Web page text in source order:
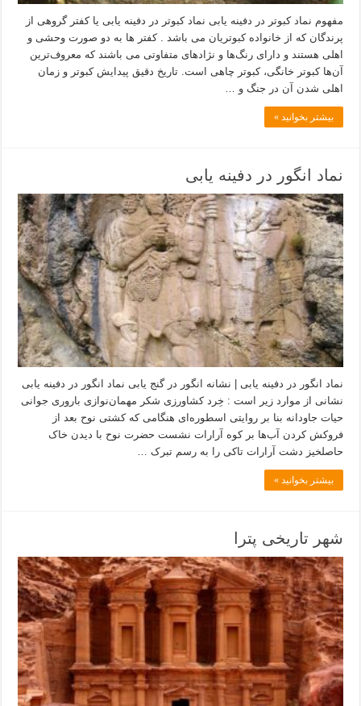
مفهوم نماد کبوتر در دفینه یابی نماد کبوتر در دفینه یابی یا کفتر گروهی از
پرندگان که از خانواده کبوتریان می باشد . کفتر ها به دو صورت وحشی و
اهلی هستند و دارای رنگ‌ها و نژادهای متفاوتی می باشند که معروف‌ترین
آن‌ها کبوتر خانگی، کبوتر چاهی است. تاریخ دقیق پیدایش کبوتر و زمان
اهلی شدن آن در جنگ و …
بیشتر بخوانید »
نماد انگور در دفینه یابی
نماد انگور در دفینه یابی | نشانه انگور در گنج یابی نماد انگور در دفینه یابی
نشانی از موارد زیر است : خِرد کشاورزی شکر مهمان‌نوازی باروری جوانی
حیات جاودانه بنا بر روایتی اسطوره‌ای هنگامی که ‏کشتی نوح بعد از
فروکش کردن آب‌ها بر کوه آرارات نشست حضرت نوح با دیدن خاک
حاصلخیز دشت آرارات تاکی را به ‏رسم تبرک …
بیشتر بخوانید »
شهر تاریخی پترا